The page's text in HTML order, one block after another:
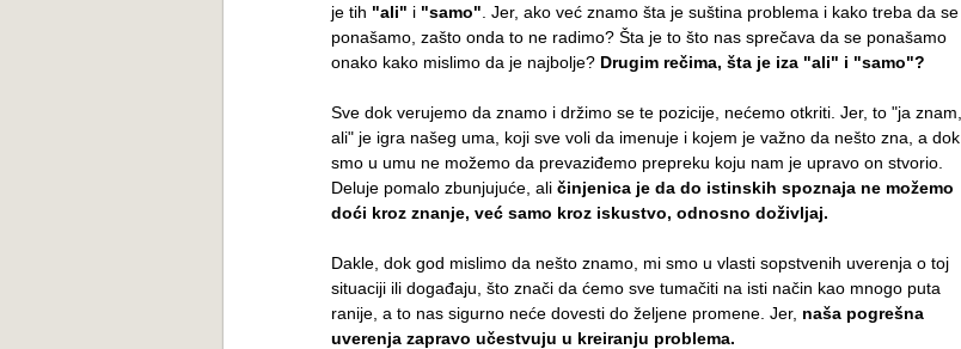
je tih "ali" i "samo" . Jer, ako već znamo šta je suština problema i kako treba da se
ponašamo, zašto onda to ne radimo? Šta je to što nas sprečava da se ponašamo
onako kako mislimo da je najbolje? Drugim rečima, šta je iza "ali" i "samo"?
Sve dok verujemo da znamo i držimo se te pozicije, nećemo otkriti. Jer, to "ja znam,
ali" je igra našeg uma, koji sve voli da imenuje i kojem je važno da nešto zna, a dok
smo u umu ne možemo da prevaziđemo prepreku koju nam je upravo on stvorio.
Deluje pomalo zbunjujuće, ali činjenica je da do istinskih spoznaja ne možemo
doći kroz znanje, već samo kroz iskustvo, odnosno doživljaj.
Dakle, dok god mislimo da nešto znamo, mi smo u vlasti sopstvenih uverenja o toj
situaciji ili događaju, što znači da ćemo sve tumačiti na isti način kao mnogo puta
ranije, a to nas sigurno neće dovesti do željene promene. Jer, naša pogrešna
uverenja zapravo učestvuju u kreiranju problema.